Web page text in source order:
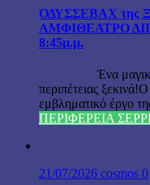
ΟΔΥΣΣΕΒΑΧ της
ΑΜΦΙΘΕΑΤΡΟ
8:45μ.μ.
Ένα μαγικό
περιπέτειας
εμβληματικό έργο
ΠΕΡΙΦΕΡΕΙΑ
21/07/2026 cosmos 0